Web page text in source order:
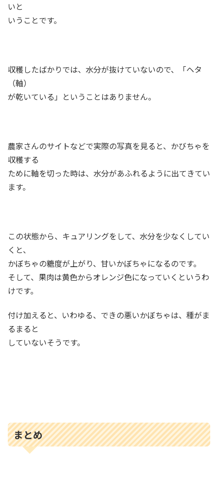
いと
いうことです。
収穫したばかりでは、水分が抜けていないので、「ヘタ
（軸）
が乾いている」ということはありません。
農家さんのサイトなどで実際の写真を見ると、かびちゃを
収穫する
ために軸を切った時は、水分があふれるように出てきてい
ます。
この状態から、キュアリングをして、水分を少なくしてい
くと、
かぼちゃの糖度が上がり、甘いかぼちゃになるのです。
そして、果肉は黄色からオレンジ色になっていくというわ
けです。
付け加えると、いわゆる、できの悪いかぼちゃは、種がま
るまると
していないそうです。
まとめ